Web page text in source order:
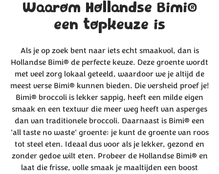
Waarom Hollandse Bimi®
een topkeuze is
Als je op zoek bent naar iets echt smaakvol, dan is
Hollandse Bimi® de perfecte keuze. Deze groente wordt
met veel zorg lokaal geteeld, waardoor we je altijd de
meest verse Bimi® kunnen bieden. Die versheid proef je!
Bimi® broccoli is lekker sappig, heeft een milde eigen
smaak en een textuur die meer weg heeft van asperges
dan van traditionele broccoli. Daarnaast is Bimi® een
'all taste no waste' groente: je kunt de groente van roos
tot steel eten. Ideaal dus voor als je lekker, gezond en
zonder gedoe wilt eten. Probeer de Hollandse Bimi® en
laat die frisse, volle smaak je maaltijden een boost